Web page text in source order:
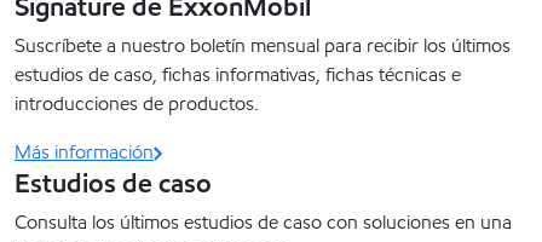
Suscríbete a nuestro boletín mensual para recibir los últimos
estudios de caso, fichas informativas, fichas técnicas e
introducciones de productos.
Más información
Estudios de caso
Consulta los últimos estudios de caso con soluciones en una